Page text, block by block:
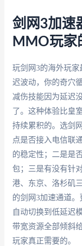
剑网3加速
MMO玩家
玩剑网3的海外玩
迟波动，你的奇穴
减伤技能因为延迟
了。这种体验比皇
持续累积的。选剑
点是否接入电信联
的稳定性；二是是
包；三是有没有针
港、东京、洛杉矶
的剑网3加速通道
自动切换到低延迟
带宽资源全部倾斜
玩家真正需要的。